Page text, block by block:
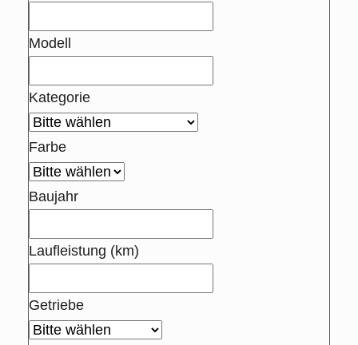
Modell
Kategorie
Farbe
Baujahr
Laufleistung (km)
Getriebe